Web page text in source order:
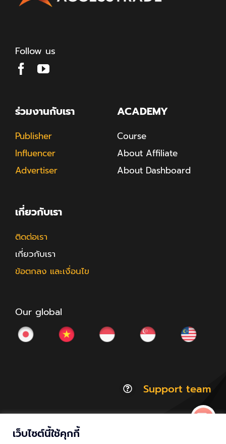
Follow us
ร่วมงานกับเรา
Publisher
Influencer
Advertiser
ACADEMY
Course
About Affiliate
About Dashboard
เกี่ยวกับเรา
ติดต่อเรา
เกี่ยวกับเรา
ข้อตกลง และเงื่อนไข
Our global
Support team
เว็บไซต์นี้ใช้คุกกี้